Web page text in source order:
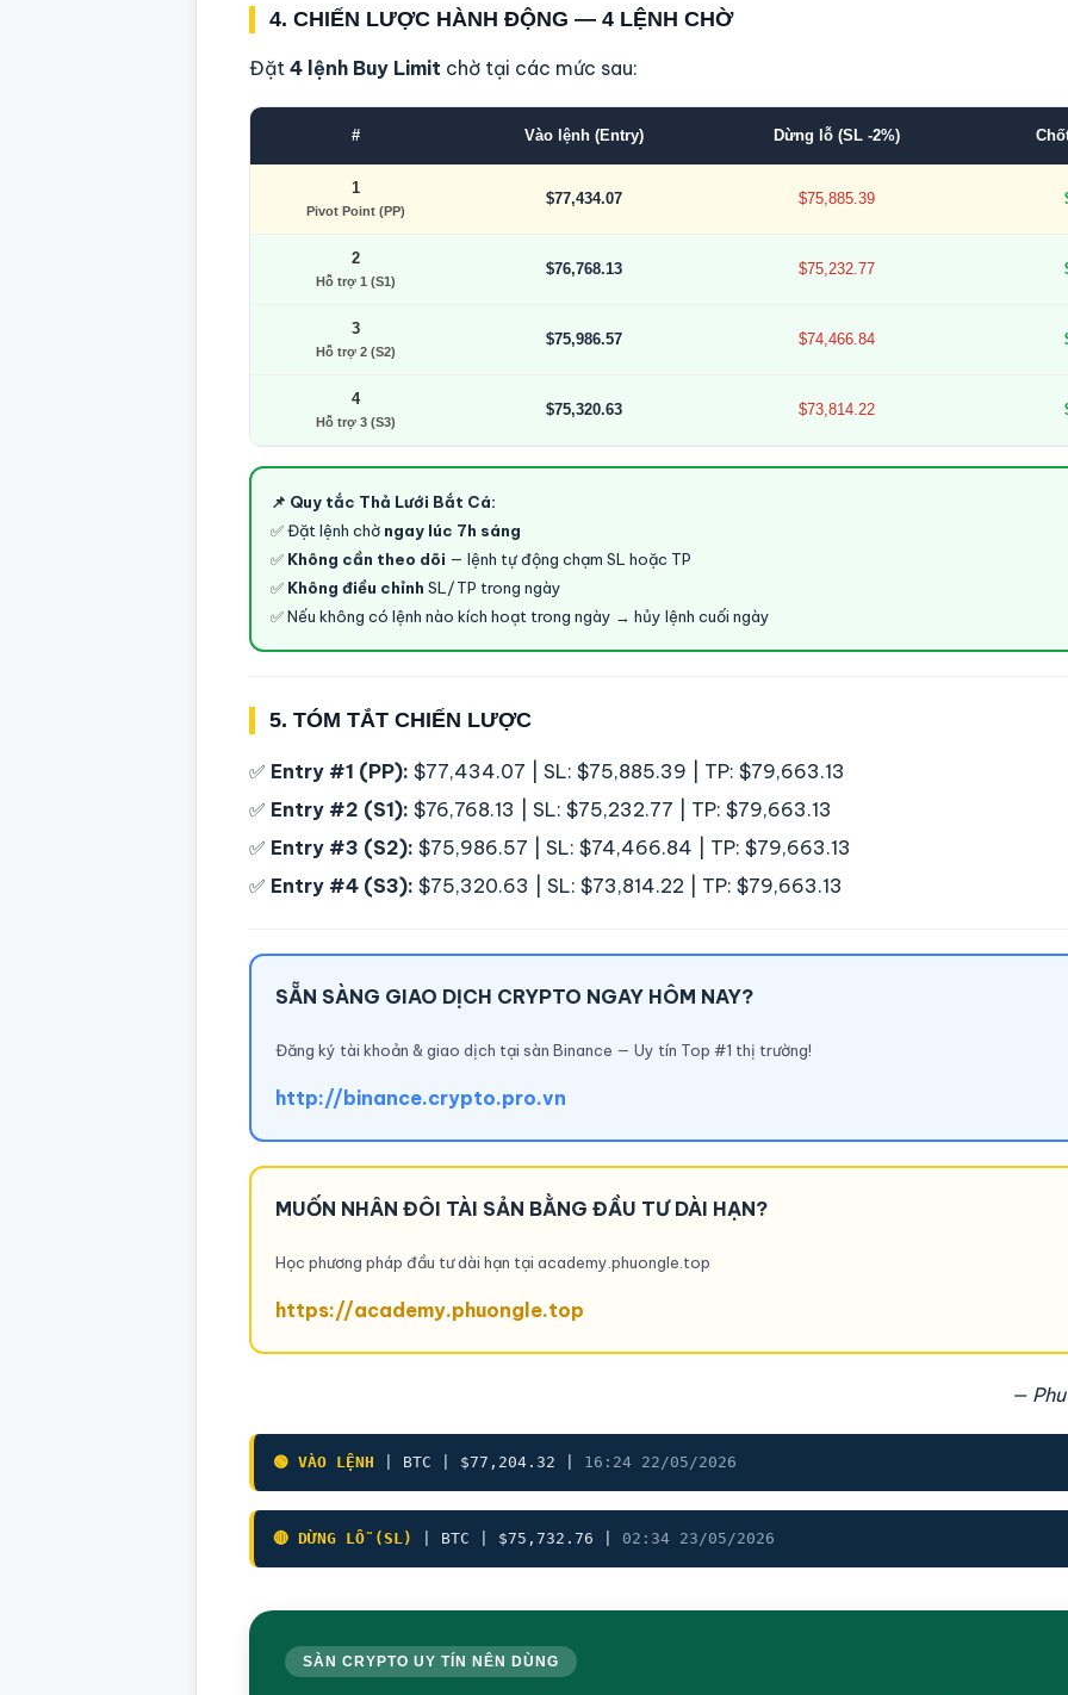
4. CHIẾN LƯỢC HÀNH ĐỘNG — 4 LỆNH CHỜ
Đặt 4 lệnh Buy Limit chờ tại các mức sau:
# Vào lệnh (Entry) Dừng lỗ (SL -2%)
1
Pivot Point (PP)
$77,434.07 $75,885.39
2
Hỗ trợ 1 (S1)
$76,768.13 $75,232.77
3
Hỗ trợ 2 (S2)
$75,986.57 $74,466.84
4
Hỗ trợ 3 (S3)
$75,320.63 $73,814.22
📌 Quy tắc Thả Lưới Bắt Cá:
✅ Đặt lệnh chờ ngay lúc 7h sáng
✅ Không cần theo dõi — lệnh tự động chạm SL hoặc TP
✅ Không điều chỉnh SL/TP trong ngày
✅ Nếu không có lệnh nào kích hoạt trong ngày → hủy lệnh cuối ngày
5. TÓM TẮT CHIẾN LƯỢC
✅ Entry #1 (PP): $77,434.07 | SL: $75,885.39 | TP: $79,663.13
✅ Entry #2 (S1): $76,768.13 | SL: $75,232.77 | TP: $79,663.13
✅ Entry #3 (S2): $75,986.57 | SL: $74,466.84 | TP: $79,663.13
✅ Entry #4 (S3): $75,320.63 | SL: $73,814.22 | TP: $79,663.13
SẴN SÀNG GIAO DỊCH CRYPTO NGAY HÔM NAY?
Đăng ký tài khoản & giao dịch tại sàn Binance — Uy tín Top #1 thị trường!
http://binance.crypto.pro.vn
MUỐN NHÂN ĐÔI TÀI SẢN BẰNG ĐẦU TƯ DÀI HẠN?
Học phương pháp đầu tư dài hạn tại academy.phuongle.top
https://academy.phuongle.top
—
🟢 VÀO LỆNH | BTC | $77,204.32 | 16:24 22/05/2026
🔴 DỪNG LỖ (SL) | BTC | $75,732.76 | 02:34 23/05/2026
SÀN CRYPTO UY TÍN NÊN DÙNG